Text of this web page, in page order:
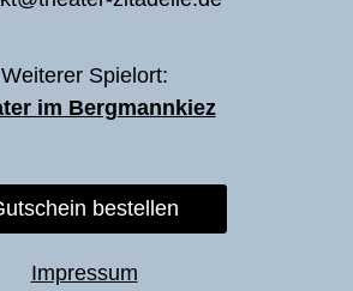
Weiterer Spielort:
im Bergmannkiez
bestellen
Impressum